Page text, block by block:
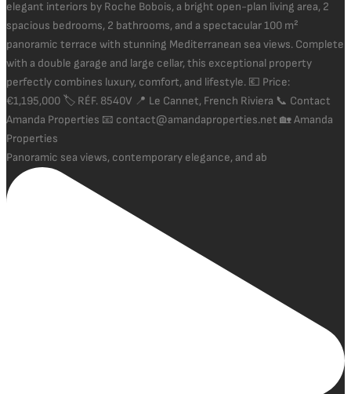
Panoramic sea views, contemporary elegance, and ab